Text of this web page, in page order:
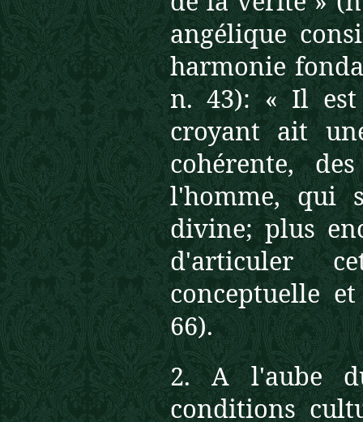
angélique
harmonie
n. 43): « Il est
croyant ait
cohérente,
l'homme, qui
divine; plus
d'articuler
conceptuelle
66).
2. A l'aube
conditions